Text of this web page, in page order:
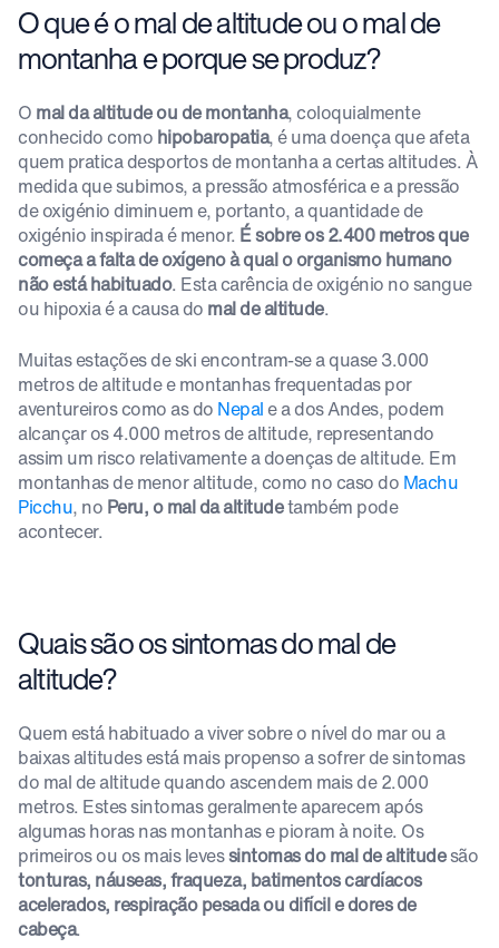
O que é o mal de altitude ou o mal de
montanha e porque se produz?
O mal da altitude ou de montanha, coloquialmente
conhecido como hipobaropatia, é uma doença que afeta
quem pratica desportos de montanha a certas altitudes. À
medida que subimos, a pressão atmosférica e a pressão
de oxigénio diminuem e, portanto, a quantidade de
oxigénio inspirada é menor. É sobre os 2.400 metros que
começa a falta de oxígeno à qual o organismo humano
não está habituado. Esta carência de oxigénio no sangue
ou hipoxia é a causa do mal de altitude.
Muitas estações de ski encontram-se a quase 3.000
metros de altitude e montanhas frequentadas por
aventureiros como as do Nepale a dos Andes, podem
alcançar os 4.000 metros de altitude, representando
assim um risco relativamente a doenças de altitude. Em
montanhas de menor altitude, como no caso do Machu
Picchu, no Peru, o mal da altitudetambém pode
acontecer.
Quais são os sintomas do mal de
altitude?
Quem está habituado a viver sobre o nível do mar ou a
baixas altitudes está mais propenso a sofrer de sintomas
do mal de altitude quando ascendem mais de 2.000
metros. Estes sintomas geralmente aparecem após
algumas horas nas montanhas e pioram à noite. Os
primeiros ou os mais levessintomas do mal de altitudesão
tonturas, náuseas, fraqueza, batimentos cardíacos
acelerados, respiração pesada ou difícil e dores de
cabeça.